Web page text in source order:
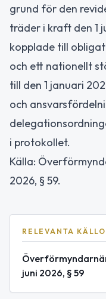
grund för den
träder i kraft den 1
kopplade till
och ett nationellt
till den 1 januari
och
i protokollet.
Källa:
2026, § 59.
RELEVANTA
juni 2026, § 59